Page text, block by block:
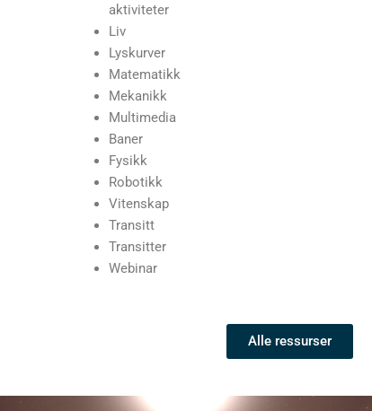
aktiviteter
Liv
Lyskurver
Matematikk
Mekanikk
Multimedia
Baner
Fysikk
Robotikk
Vitenskap
Transitt
Transitter
Webinar
Alle ressurser